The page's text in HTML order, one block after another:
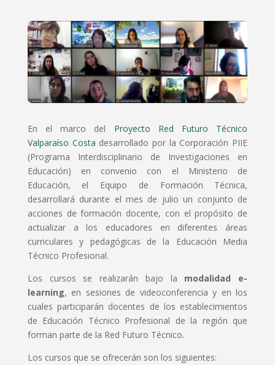
En el marco del Proyecto Red Futuro Técnico
Valparaíso Costa desarrollado por la Corporación PIIE
(Programa Interdisciplinario de Investigaciones en
Educación) en convenio con el Ministerio de
Educación, el Equipo de Formación Técnica,
desarrollará durante el mes de julio un conjunto de
acciones de formación docente, con el propósito de
actualizar a los educadores en diferentes áreas
curriculares y pedagógicas de la Educación Media
Técnico Profesional.
Los cursos se realizarán bajo la modalidad e-
learning, en sesiones de videoconferencia y en los
cuales participarán docentes de los establecimientos
de Educación Técnico Profesional de la región que
forman parte de la Red Futuro Técnico.
Los cursos que se ofrecerán son los siguientes: